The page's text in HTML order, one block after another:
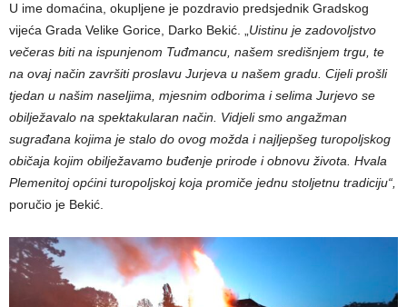
U ime domaćina, okupljene je pozdravio predsjednik Gradskog
vijeća Grada Velike Gorice, Darko Bekić. „Uistinu je zadovoljstvo
večeras biti na ispunjenom Tuđmancu, našem središnjem trgu, te
na ovaj način završiti proslavu Jurjeva u našem gradu. Cijeli prošli
tjedan u našim naseljima, mjesnim odborima i selima Jurjevo se
obilježavalo na spektakularan način. Vidjeli smo angažman
sugrađana kojima je stalo do ovog možda i najljepšeg turopoljskog
običaja kojim obilježavamo buđenje prirode i obnovu života. Hvala
Plemenitoj općini turopoljskoj koja promiče jednu stoljetnu tradiciju“,
poručio je Bekić.